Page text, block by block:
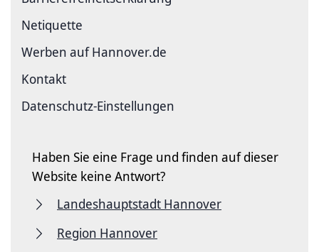
Netiquette
Werben auf Hannover.de
Kontakt
Datenschutz-Einstellungen
Haben Sie eine Frage und finden auf dieser
Website keine Antwort?
Landeshauptstadt Hannover
Region Hannover